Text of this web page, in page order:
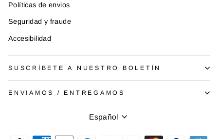
Políticas de envios
Seguridad y fraude
Accesibilidad
SUSCRÍBETE A NUESTRO BOLETÍN
ENVIAMOS / ENTREGAMOS
Idioma
Español